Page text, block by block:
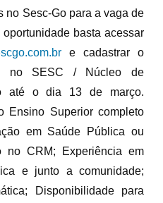
no Sesc-Go para a vaga de
basta acessar
e cadastrar o
no SESC / Núcleo de
até o dia 13 de março.
Ensino Superior completo
em Saúde Pública ou
no CRM; Experiência em
e junto a comunidade;
Disponibilidade para